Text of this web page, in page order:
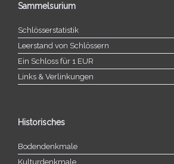
Sammelsurium
Schlösserstatistik
Leerstand von Schlössern
Ein Schloss für 1 EUR
Links & Verlinkungen
Historisches
Bodendenkmale
Kulturdenkmale